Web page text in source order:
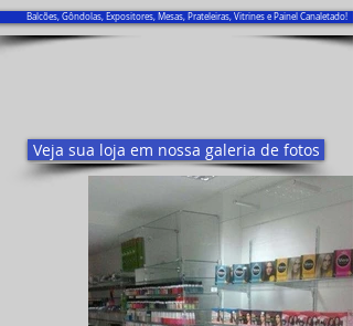
Balcões, Gôndolas, Expositores, Mesas, Prateleiras, Vitrines e Painel Canaletado!
Veja sua loja em nossa galeria de fotos